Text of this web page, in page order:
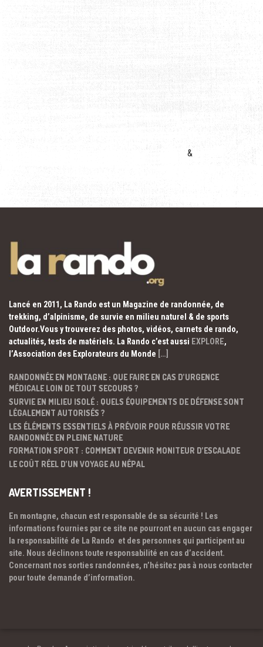
&
Lancé en 2011, La Rando est un Magazine de randonnée, de
trekking, d’alpinisme, de survie en milieu naturel & de sports
Outdoor.Vous y trouverez des photos, vidéos, carnets de rando,
actualités, tests de matériels. La Rando c’est aussi EXPLORE,
l’Association des Explorateurs du Monde […]
RANDONNÉE EN MONTAGNE : QUE FAIRE EN CAS D’URGENCE
MÉDICALE LOIN DE TOUT SECOURS ?
SURVIE EN MILIEU ISOLÉ : QUELS ÉQUIPEMENTS DE DÉFENSE SONT
LÉGALEMENT AUTORISÉS ?
LES ÉLÉMENTS ESSENTIELS À PRÉVOIR POUR RÉUSSIR VOTRE
RANDONNÉE EN PLEINE NATURE
FORMATION SPORT : COMMENT DEVENIR MONITEUR D’ESCALADE
LE COÛT RÉEL D’UN VOYAGE AU NÉPAL
AVERTISSEMENT !
En montagne, chacun est responsable de sa sécurité ! Les
informations fournies par ce site ne pourront en aucun cas engager
la responsabilité de La Rando et des personnes qui participent au
site. Nous déclinons toute responsabilité en cas d’accident.
Concernant nos sorties randonnées, n’hésitez pas à nous contacter
pour toute demande d’information.